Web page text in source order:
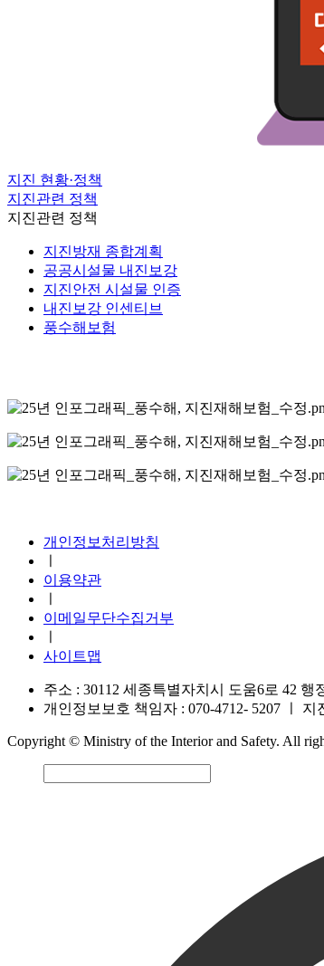
지진 현황·정책
지진관련 정책
지진관련 정책
지진방재 종합계획
공공시설물 내진보강
지진안전 시설물 인증
내진보강 인센티브
풍수해보험
개인정보처리방침
이용약관
이메일무단수집거부
사이트맵
주소 : 30112 세종특별자치시 도움6로 42 행
개인정보보호 책임자 : 070-4712- 5207
지
Copyright © Ministry of the Interior and Safety. All